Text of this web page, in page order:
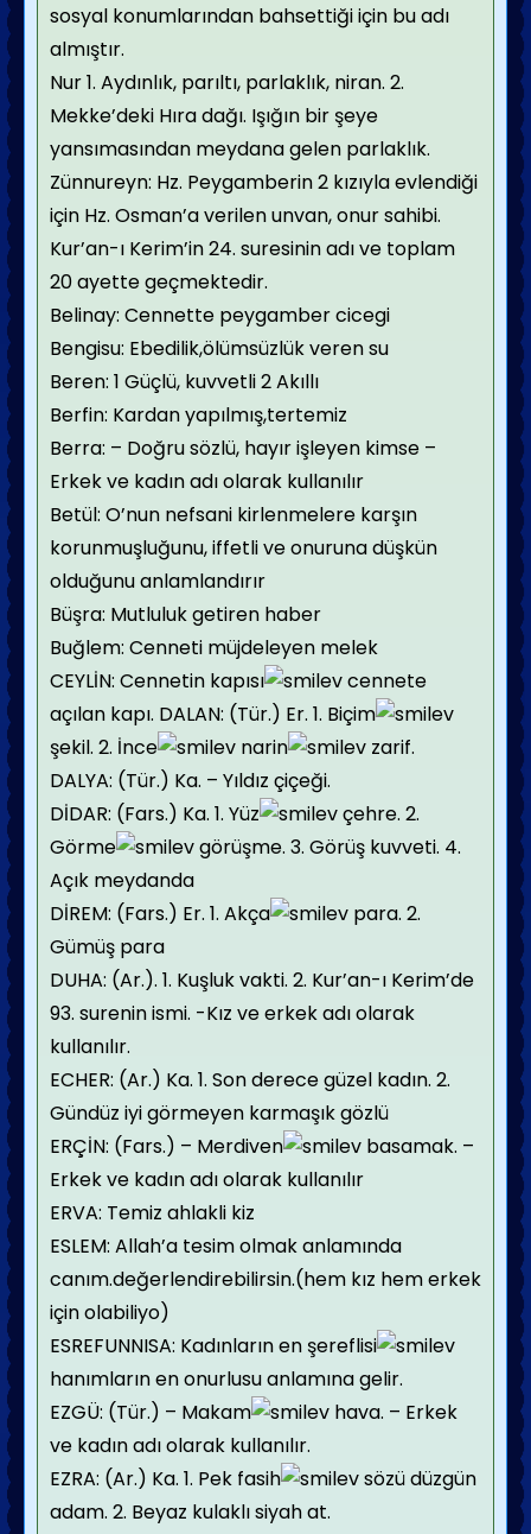
sosyal konumlarından bahsettiği için bu adı
almıştır.
Nur 1. Aydınlık, parıltı, parlaklık, niran. 2.
Mekke’deki Hıra dağı. Işığın bir şeye
yansımasından meydana gelen parlaklık.
Zünnureyn: Hz. Peygamberin 2 kızıyla evlendiği
için Hz. Osman’a verilen unvan, onur sahibi.
Kur’an-ı Kerim’in 24. suresinin adı ve toplam
20 ayette geçmektedir.
Belinay: Cennette peygamber cicegi
Bengisu: Ebedilik,ölümsüzlük veren su
Beren: 1 Güçlü, kuvvetli 2 Akıllı
Berfin: Kardan yapılmış,tertemiz
Berra: – Doğru sözlü, hayır işleyen kimse –
Erkek ve kadın adı olarak kullanılır
Betül: O’nun nefsani kirlenmelere karşın
korunmuşluğunu, iffetli ve onuruna düşkün
olduğunu anlamlandırır
Büşra: Mutluluk getiren haber
Buğlem: Cenneti müjdeleyen melek
CEYLİN: Cennetin kapısı
cennete
açılan kapı. DALAN: (Tür.) Er. 1. Biçim
şekil. 2. İnce
narin
zarif.
DALYA: (Tür.) Ka. – Yıldız çiçeği.
DİDAR: (Fars.) Ka. 1. Yüz
çehre. 2.
Görme
görüşme. 3. Görüş kuvveti. 4.
Açık meydanda
DİREM: (Fars.) Er. 1. Akça
para. 2.
Gümüş para
DUHA: (Ar.). 1. Kuşluk vakti. 2. Kur’an-ı Kerim’de
93. surenin ismi. -Kız ve erkek adı olarak
kullanılır.
ECHER: (Ar.) Ka. 1. Son derece güzel kadın. 2.
Gündüz iyi görmeyen karmaşık gözlü
ERÇİN: (Fars.) – Merdiven
basamak. –
Erkek ve kadın adı olarak kullanılır
ERVA: Temiz ahlakli kiz
ESLEM: Allah’a tesim olmak anlamında
canım.değerlendirebilirsin.(hem kız hem erkek
için olabiliyo)
ESREFUNNISA: Kadınların en şereflisi
hanımların en onurlusu anlamına gelir.
EZGÜ: (Tür.) – Makam
hava. – Erkek
ve kadın adı olarak kullanılır.
EZRA: (Ar.) Ka. 1. Pek fasih
sözü düzgün
adam. 2. Beyaz kulaklı siyah at.